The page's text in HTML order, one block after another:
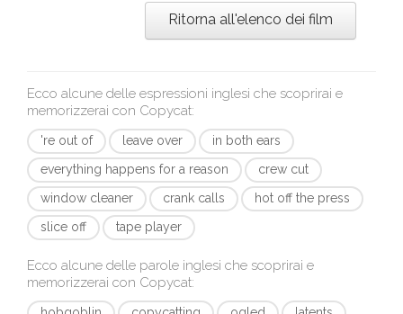
Ritorna all'elenco dei film
Ecco alcune delle espressioni inglesi che scoprirai e
memorizzerai con Copycat:
're out of leave over
in both ears
everything happens for a reason
crew cut
window cleaner
crank calls
hot off the press
slice off
tape player
Ecco alcune delle parole inglesi che scoprirai e
memorizzerai con Copycat: